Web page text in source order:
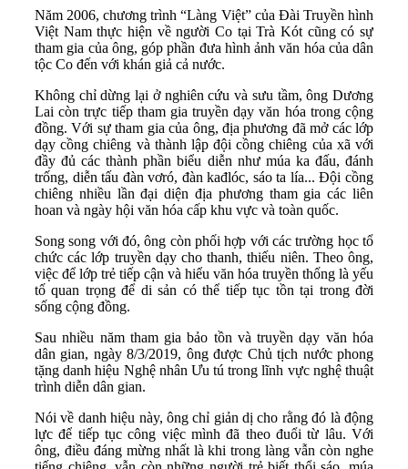
Năm 2006, chương trình “Làng Việt” của Đài Truyền hình
Việt Nam thực hiện về người Co tại Trà Kót cũng có sự
tham gia của ông, góp phần đưa hình ảnh văn hóa của dân
tộc Co đến với khán giả cả nước.
Không chỉ dừng lại ở nghiên cứu và sưu tầm, ông Dương
Lai còn trực tiếp tham gia truyền dạy văn hóa trong cộng
đồng. Với sự tham gia của ông, địa phương đã mở các lớp
dạy cồng chiêng và thành lập đội cồng chiêng của xã với
đầy đủ các thành phần biểu diễn như múa ka đấu, đánh
trống, diễn tấu đàn vơró, đàn kađlóc, sáo ta lía... Đội cồng
chiêng nhiều lần đại diện địa phương tham gia các liên
hoan và ngày hội văn hóa cấp khu vực và toàn quốc.
Song song với đó, ông còn phối hợp với các trường học tổ
chức các lớp truyền dạy cho thanh, thiếu niên. Theo ông,
việc để lớp trẻ tiếp cận và hiểu văn hóa truyền thống là yếu
tố quan trọng để di sản có thể tiếp tục tồn tại trong đời
sống cộng đồng.
Sau nhiều năm tham gia bảo tồn và truyền dạy văn hóa
dân gian, ngày 8/3/2019, ông được Chủ tịch nước phong
tặng danh hiệu Nghệ nhân Ưu tú trong lĩnh vực nghệ thuật
trình diễn dân gian.
Nói về danh hiệu này, ông chỉ giản dị cho rằng đó là động
lực để tiếp tục công việc mình đã theo đuổi từ lâu. Với
ông, điều đáng mừng nhất là khi trong làng vẫn còn nghe